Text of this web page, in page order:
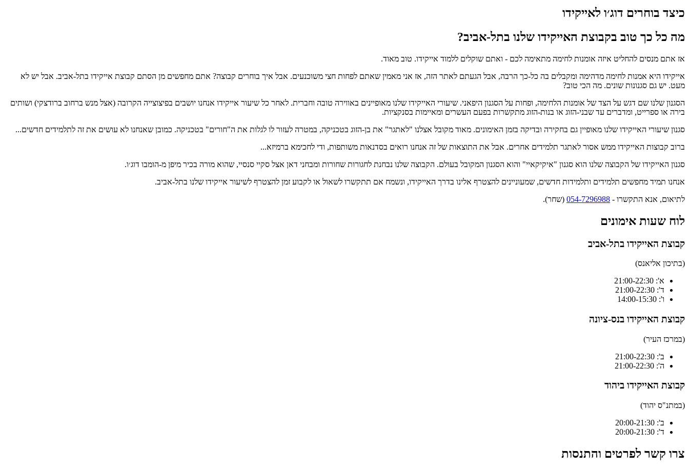
כיצד בוחרים דוג׳ו לאייקידו
מה כל כך טוב בקבוצת האייקידו שלנו בתל-אביב?
אז אתם מנסים להחליט איזה אומנות לחימה מתאימה לכם - ואתם שוקלים ללמוד אייקידו. טוב מאוד.
אייקידו היא אמנות לחימה מדהימה ומקבלים בה כל-כך הרבה, אבל הגעתם לאתר הזה, אז אני מאמין שאתם לפחות חצי משוכנעים. אבל איך בוחרים קבוצה? אתם מחפשים מן הסתם קבוצת אייקידו בתל-אביב. אבל יש לא
מעט. יש גם סגנונות שונים. מה הכי טוב?
הסגנון שלנו שם דגש על הצד של אומנות הלחימה, ופחות על הסגנון היפאני. שיעורי האייקידו שלנו מאופיינים באווירה טובה וחברית. לאחר כל שיעור אייקידו אנחנו יושבים בפיצוצייה הקרובה (אצל מנש ברחוב ברודצקי) ושותים
בירה או ספרייט, ומדברים עד שבני-הזוג או בנות-הזוג מתקשרות בפעם העשרים ומאיימות בסנקציות.
סגנון שיעורי האייקידו שלנו מאופיין גם בחקירה ובדיקה בזמן האימונים. מאוד מקובל אצלנו "לאתגר" את בן-הזוג בטכניקה, במטרה לעזור לו לגלות את ה"חורים" בטכניקה. כמובן שאנחנו לא עושים את זה לתלמידים חדשים...
ברוב קבוצות האייקידו ממש אסור לאתגר תלמידים אחרים. אבל את התוצאות של זה אנחנו רואים בסדנאות משותפות, ודי לחכימא ברמיזא...
סגנון האייקידו של הקבוצה שלנו הוא סגנון "איקיקאיי" והוא הסגנון המקובל בעולם. הקבוצה שלנו נבחנת לחגורות שחורות ומבחני דאן אצל סקיי סנסיי, שהוא מורה בכיר מיפן מ-הומבו דוג׳ו.
אנחנו תמיד מחפשים תלמידים ותלמידות חדשים, שמעוניינים להצטרף אלינו בדרך האייקידו, ונשמח אם תתקשרו לשאול או לקבוע זמן להצטרף לשיעור אייקידו שלנו בתל-אביב.
לתיאום, אנא התקשרו - 054-7296988 (שחר).
לוח שעות אימונים
קבוצת האייקידו בתל-אביב
(בתיכון אליאנס)
א': 21:00-22:30
ד': 21:00-22:30
ו': 14:00-15:30
קבוצת האייקידו בנס-ציונה
(במרכז העיר)
ב': 21:00-22:30
ה': 21:00-22:30
קבוצת האייקידו ביהוד
(במתנ"ס יהוד)
ב': 20:00-21:30
ד': 20:00-21:30
צרו קשר לפרטים והתנסות